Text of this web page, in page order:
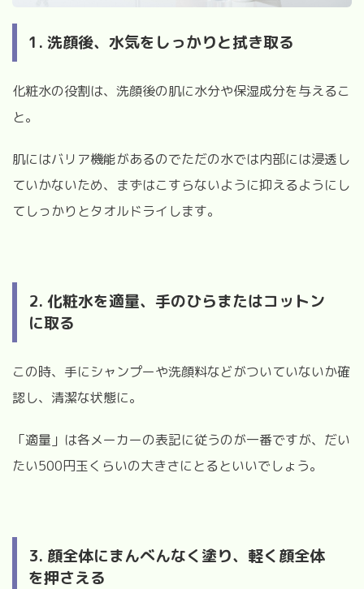
1. 洗顔後、水気をしっかりと拭き取る
化粧水の役割は、洗顔後の肌に水分や保湿成分を与えるこ
と。
肌にはバリア機能があるのでただの水では内部には浸透し
ていかないため、まずはこすらないように抑えるようにし
てしっかりとタオルドライします。
2. 化粧水を適量、手のひらまたはコットン
に取る
この時、手にシャンプーや洗顔料などがついていないか確
認し、清潔な状態に。
「適量」は各メーカーの表記に従うのが一番ですが、だい
たい500円玉くらいの大きさにとるといいでしょう。
3. 顔全体にまんべんなく塗り、軽く顔全体
を押さえる